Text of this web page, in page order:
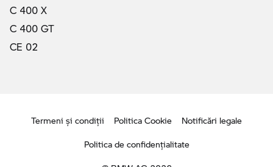
C 400 X
C 400 GT
CE 02
Termeni şi condiţii Politica Cookie
Notificări legale
Politica de confidenţialitate